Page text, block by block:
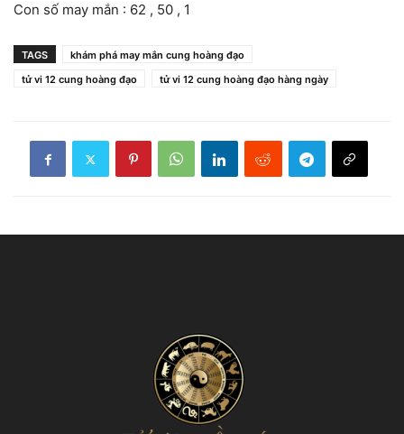
Con số may mắn : 62 , 50 , 1
TAGS
khám phá may mắn cung hoàng đạo
tử vi 12 cung hoàng đạo
tử vi 12 cung hoàng đạo hàng ngày